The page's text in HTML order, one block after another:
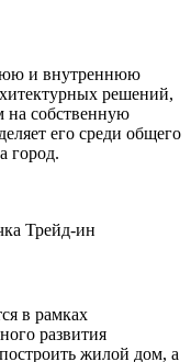
и внутреннюю
решений,
на собственную
его среди общего
город.
Трейд-ин
в рамках
развития
жилой дом, а